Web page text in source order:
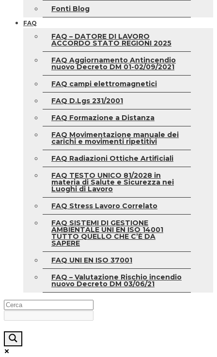
Fonti Blog
FAQ
FAQ – DATORE DI LAVORO
ACCORDO STATO REGIONI 2025
FAQ Aggiornamento Antincendio
nuovo Decreto DM 01-02/09/2021
FAQ campi elettromagnetici
FAQ D.Lgs 231/2001
FAQ Formazione a Distanza
FAQ Movimentazione manuale dei
carichi e movimenti ripetitivi
FAQ Radiazioni Ottiche Artificiali
FAQ TESTO UNICO 81/2028 in
materia di Salute e Sicurezza nei
Luoghi di Lavoro
FAQ Stress Lavoro Correlato
FAQ SISTEMI DI GESTIONE
AMBIENTALE UNI EN ISO 14001
TUTTO QUELLO CHE C’È DA
SAPERE
FAQ UNI EN ISO 37001
FAQ – Valutazione Rischio incendio
nuovo Decreto DM 03/06/21